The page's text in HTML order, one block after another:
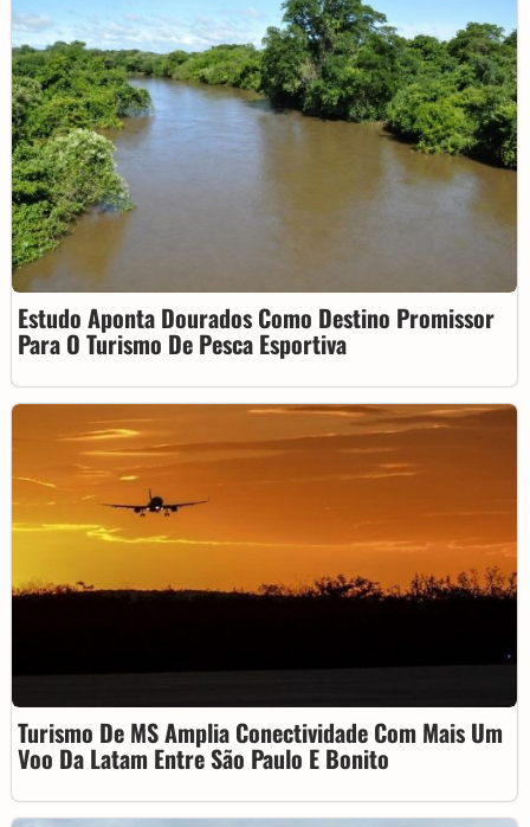
Estudo Aponta Dourados Como Destino Promissor
Para O Turismo De Pesca Esportiva
Turismo De MS Amplia Conectividade Com Mais Um
Voo Da Latam Entre São Paulo E Bonito